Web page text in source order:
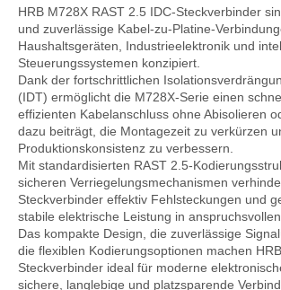
HRB M728X RAST 2.5 IDC-Steckverbinder
und zuverlässige Kabel-zu-Platine-
Haushaltsgeräten, Industrieelektronik und
Steuerungssystemen konzipiert.
Dank der fortschrittlichen
(IDT) ermöglicht die M728X-Serie einen
effizienten Kabelanschluss ohne Abisolieren
dazu beiträgt, die Montagezeit zu verkürzen
Produktionskonsistenz zu verbessern.
Mit standardisierten RAST 2.5-
sicheren Verriegelungsmechanismen
Steckverbinder effektiv Fehlsteckungen und
stabile elektrische Leistung in
Das kompakte Design, die zuverlässige
die flexiblen Kodierungsoptionen machen
Steckverbinder ideal für moderne
sichere, langlebige und platzsparende